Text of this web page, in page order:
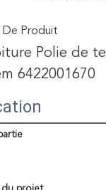
De Produit
Polie de
6422001670